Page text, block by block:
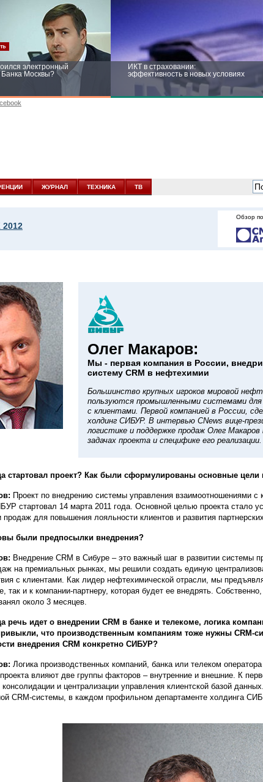
электронный
Банка Москвы?
ИКТ в страховании:
эффективность в новых условиях
новых условиях
ЖУРНАЛ ТЕХНИКА ТВ
Обзор
Олег Макаров:
Мы - первая компания в России,
систему CRM в нефтехимии
Большинство крупных игроков мировой
пользуются промышленными системами для
с клиентами. Первой компанией в России,
холдинг СИБУР. В интервью CNews вице-
логистике и поддержке продаж Олег
задачах проекта и специфике его реализации.
стартовал проект? Как были сформулированы основные цели
Проект по внедрению системы управления взаимоотношениями с
стартовал 14 марта 2011 года. Основной целью проекта стало
продаж для повышения лояльности клиентов и развития
были предпосылки внедрения?
Внедрение CRM в Сибуре – это важный шаг в развитии системы
на премиальных рынках, мы решили создать единую
с клиентами. Как лидер нефтехимической отрасли, мы
так и к компании-партнеру, которая будет ее внедрять.
около 3 месяцев.
речь идет о внедрении CRM в банке и телекоме, логика
что производственным компаниям тоже нужны CRM-
внедрения CRM конкретно СИБУР?
Логика производственных компаний, банка или телеком
влияют две группы факторов – внутренние и внешние. К
и централизации управления клиентской базой
CRM-системы, в каждом профильном департаменте холдинга